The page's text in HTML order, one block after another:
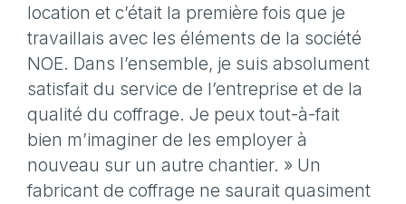
location et c’était la première fois que je
travaillais avec les éléments de la société
NOE. Dans l’ensemble, je suis absolument
satisfait du service de l’entreprise et de la
qualité du coffrage. Je peux tout-à-fait
bien m’imaginer de les employer à
nouveau sur un autre chantier. » Un
fabricant de coffrage ne saurait quasiment